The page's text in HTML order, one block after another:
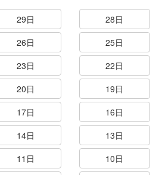
29日
28日
26日
25日
23日
22日
20日
19日
17日
16日
14日
13日
11日
10日